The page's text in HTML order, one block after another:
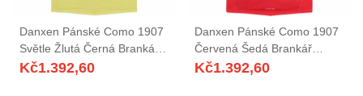
Danxen Pánské Como 1907
Světle Žlutá Černá Brankář
Dresy 2025/26 Dres
Kč1.392,60
Danxen Pánské Como 1907
Červená Šedá Brankář
Dresy 2025/26 Dres
Kč1.392,60